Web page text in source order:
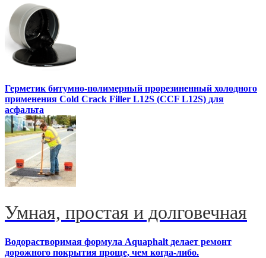
Герметик битумно-полимерный прорезиненный холодного
применения Cold Crack Filler L12S (ССF L12S) для
асфальта
Умная, простая и долговечная
Водорастворимая формула Aquaphalt делает ремонт
дорожного покрытия проще, чем когда-либо.